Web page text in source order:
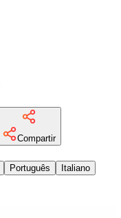
Compartir
Português
Italiano